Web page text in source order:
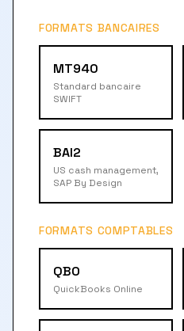
FORMATS BANCAIRES
MT940
Standard bancaire
SWIFT
BAI2
US cash management,
SAP By Design
FORMATS COMPTABLES
QBO
QuickBooks Online